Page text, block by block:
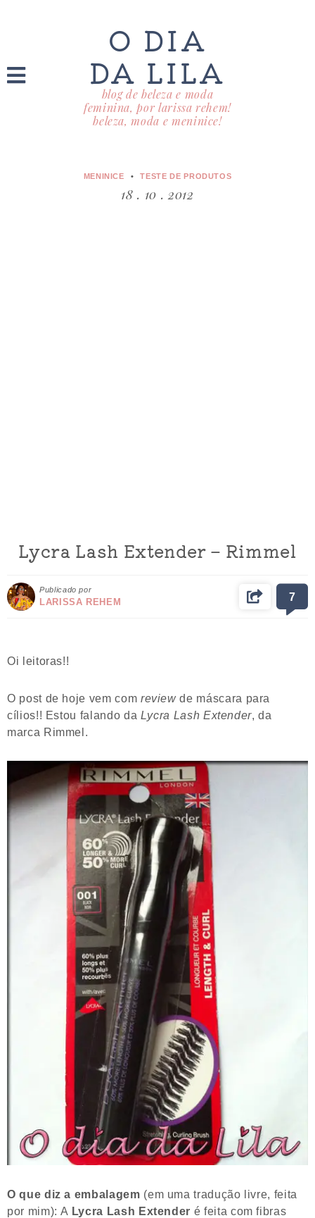
O DIA
DA LILA
blog de beleza e moda
feminina, por larissa rehem!
beleza, moda e meninice!
MENINICE TESTE DE PRODUTOS
18 . 10 . 2012
Lycra Lash Extender – Rimmel
Publicado por
LARISSA REHEM 7
Oi leitoras!!
O post de hoje vem com reviewde máscara para
cílios!! Estou falando da Lycra Lash Extender, da
marca Rimmel.
O que diz a embalagem (em uma tradução livre, feita
por mim): A Lycra Lash Extender é feita com fibras